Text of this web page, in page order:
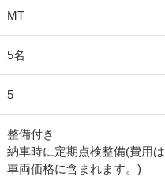
MT
5名
5
整備付き
納車時に定期点検整備(費用は
車両価格に含まれます。)